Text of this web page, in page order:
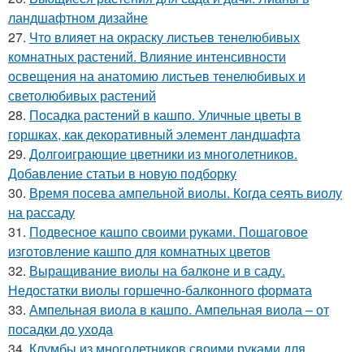
ландшафтном дизайне
27. Что влияет на окраску листьев тенелюбивых
комнатных растений. Влияние интенсивности
освещения на анатомию листьев тенелюбивых и
светолюбивых растений
28. Посадка растений в кашпо. Уличные цветы в
горшках, как декоративный элемент ландшафта
29. Долгоиграющие цветники из многолетников.
Добавление статьи в новую подборку
30. Время посева ампельной виолы. Когда сеять виолу
на рассаду
31. Подвесное кашпо своими руками. Пошаговое
изготовление кашпо для комнатных цветов
32. Выращивание виолы на балконе и в саду.
Недостатки виолы горшечно-балконного формата
33. Ампельная виола в кашпо. Ампельная виола – от
посадки до ухода